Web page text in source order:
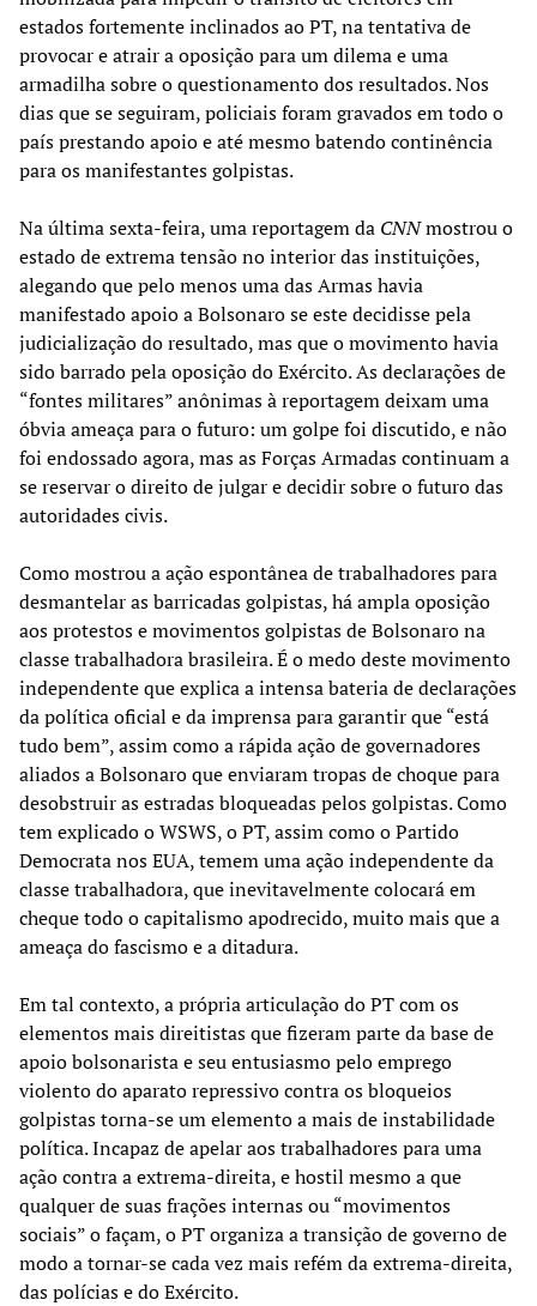
estados fortemente inclinados ao PT, na tentativa de
provocar e atrair a oposição para um dilema e uma
armadilha sobre o questionamento dos resultados. Nos
dias que se seguiram, policiais foram gravados em todo o
país prestando apoio e até mesmo batendo continência
para os manifestantes golpistas.
Na última sexta-feira, uma reportagem da CNNmostrou o
estado de extrema tensão no interior das instituições,
alegando que pelo menos uma das Armas havia
manifestado apoio a Bolsonaro se este decidisse pela
judicialização do resultado, mas que o movimento havia
sido barrado pela oposição do Exército. As declarações de
“fontes militares” anônimas à reportagem deixam uma
óbvia ameaça para o futuro: um golpe foi discutido, e não
foi endossado agora, mas as Forças Armadas continuam a
se reservar o direito de julgar e decidir sobre o futuro das
autoridades civis.
Como mostrou a ação espontânea de trabalhadores para
desmantelar as barricadas golpistas, há ampla oposição
aos protestos e movimentos golpistas de Bolsonaro na
classe trabalhadora brasileira. É o medo deste movimento
independente que explica a intensa bateria de declarações
da política oficial e da imprensa para garantir que “está
tudo bem”, assim como a rápida ação de governadores
aliados a Bolsonaro que enviaram tropas de choque para
desobstruir as estradas bloqueadas pelos golpistas. Como
tem explicado o WSWS, o PT, assim como o Partido
Democrata nos EUA, temem uma ação independente da
classe trabalhadora, que inevitavelmente colocará em
cheque todo o capitalismo apodrecido, muito mais que a
ameaça do fascismo e a ditadura.
Em tal contexto, a própria articulação do PT com os
elementos mais direitistas que fizeram parte da base de
apoio bolsonarista e seu entusiasmo pelo emprego
violento do aparato repressivo contra os bloqueios
golpistas torna-se um elemento a mais de instabilidade
política. Incapaz de apelar aos trabalhadores para uma
ação contra a extrema-direita, e hostil mesmo a que
qualquer de suas frações internas ou “movimentos
sociais” o façam, o PT organiza a transição de governo de
modo a tornar-se cada vez mais refém da extrema-direita,
das polícias e do Exército.